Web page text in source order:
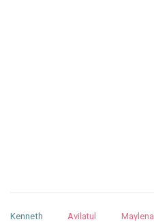
Kenneth Avilatul Maylena